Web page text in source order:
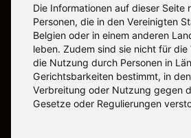
Die Informationen auf dieser Seite
Personen, die in den Vereinigten
Belgien oder in einem anderen
leben. Zudem sind sie nicht für
die Nutzung durch Personen in
Gerichtsbarkeiten bestimmt, in
Verbreitung oder Nutzung gegen
Gesetze oder Regulierungen